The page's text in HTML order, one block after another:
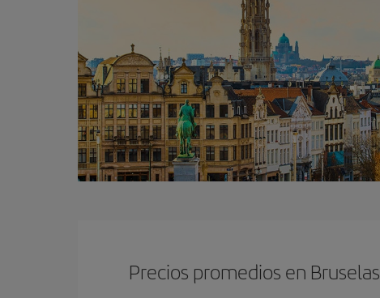
Precios promedios en Bruselas